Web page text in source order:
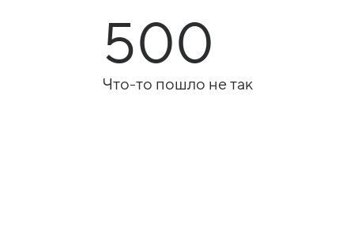
500
Что-то пошло не так